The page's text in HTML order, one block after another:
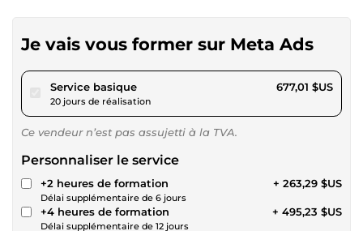
Je vais vous former sur Meta Ads
Service basiquepour 623,98 $US
20 jours de réalisation
677,01 $US
Ce vendeur n’est pas assujetti à la TVA.
Personnaliser le service
+2 heures de formation
Délai supplémentaire de 6 jours
+ 263,29 $US
+4 heures de formation
Délai supplémentaire de 12 jours
+ 495,23 $US